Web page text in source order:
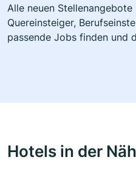
Alle neuen
Quereinsteiger,
passende Jobs finden und
Hotels in der